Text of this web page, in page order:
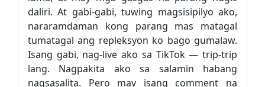
daliri. At gabi-gabi, tuwing magsisipilyo ako,
nararamdaman kong parang mas matagal
tumatagal ang repleksyon ko bago gumalaw.
Isang gabi, nag-live ako sa TikTok — trip-trip
lang. Nagpakita ako sa salamin habang
nagsasalita. Pero may isang comment na